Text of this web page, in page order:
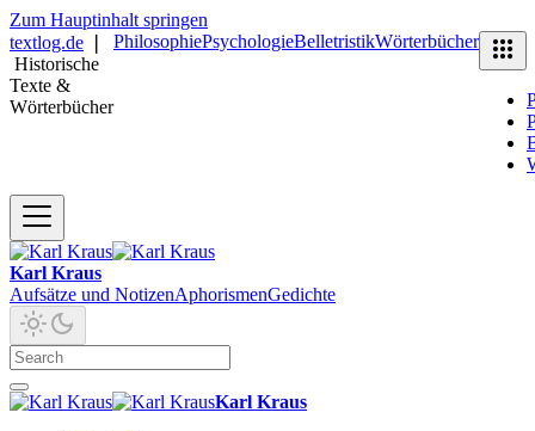
Zum Hauptinhalt springen
textlog.de
Historische
Texte &
Wörterbücher
PhilosophiePsychologieBelletristikWörterbücher
Karl Kraus
Aufsätze und NotizenAphorismenGedichte
Karl Kraus